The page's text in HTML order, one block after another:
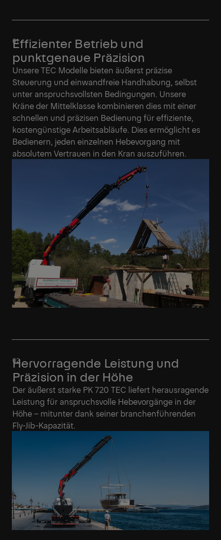
Effizienter Betrieb und
punktgenaue Präzision
Unsere TEC Modelle bieten äußerst präzise
Steuerung und einwandfreie Handhabung, selbst
unter anspruchsvollsten Bedingungen. Unsere
Kräne der Mittelklasse kombinieren dies mit einer
schnellen und präzisen Bedienung für effiziente,
kostengünstige Arbeitsabläufe. Dies ermöglicht es
Bedienern, jeden einzelnen Hebevorgang mit
absolutem Vertrauen in den Kran auszuführen.
Hervorragende Leistung und
Präzision in der Höhe
Der äußerst starke PK 720 TEC liefert herausragende
Leistung für anspruchsvolle Hebevorgänge in der
Höhe – mitunter dank seiner branchenführenden
Fly-Jib-Kapazität.